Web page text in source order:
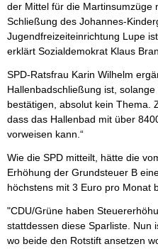
der Mittel für die Martinsumzüge
Schließung des Johannes-
Jugendfreizeiteinrichtung Lupe
erklärt Sozialdemokrat Klaus
SPD-Ratsfrau Karin Wilhelm
Hallenbadschließung ist,
bestätigen, absolut kein Thema.
dass das Hallenbad mit über
vorweisen kann.“
Wie die SPD mitteilt, hätte die
Erhöhung der Grundsteuer B
höchstens mit 3 Euro pro Monat
"CDU/Grüne haben
stattdessen diese Sparliste. Nun
wo beide den Rotstift ansetzen